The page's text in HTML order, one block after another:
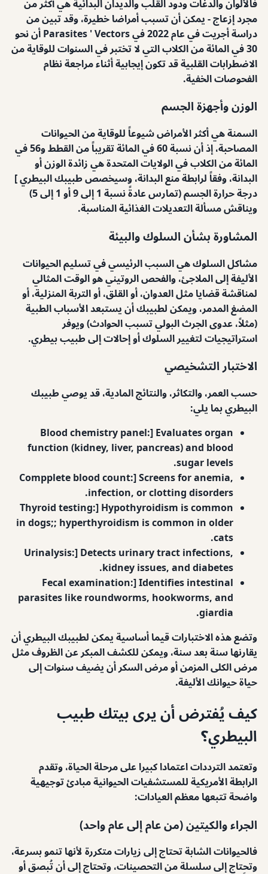
فالألوان والدغات ودود القلب والديدان البدائية هي أكثر من
مجرد إزعاج - يمكن أن تسبب أمراضا خطيرة، وقد تبين من
دراسة أجريت في عام 2022 في Parasites ' Vectors أن نحو
30 في المائة من الكلاب التي لا تختبر في السنوات للوقاية من
الاضطرابات القلبية قد تكون إيجابية أثناء مراجعة نظام
الفحوصات الخفية.
الوزن وأجهزة الجسم
السمنة هي أكثر الأمراض شيوعاً للوقاية من الحيوانات
المصاحبة، إذ أن نسبة 60 في المائة تقريباً من القطط و56 في
المائة من الكلاب في الولايات المتحدة هي زائدة الوزن أو
البدانة، وفقاً لرابطة منع البدانة، وسيخصص طبيبك البيطري ]
درجة حرارة الجسم (تمارس عادةً نسبة 1 إلى 9 أو 1 إلى 5)
ويناقش مسألة التعديلات الغذائية المناسبة.
المشاورة بشأن السلوك والبيئة
مشاكل السلوك هي السبب الرئيسي في تسليم الحيوانات
الأليفة إلى الملاجئ، والفحص الروتيني هو الوقت المثالي
لمناقشة قضايا مثل العدوان، أو القلق، أو التربة المنزلية، أو
المضغ المدمر، ويمكن لطبيبك أن يستبعد الأسباب الطبية
(مثلاً، عدوى الجرث البولي تسبب الحوادث) ويوفر
استراتيجيات لتغيير السلوك أو إحالات إلى طبيب بيطري.
الاختبار التشخيصي
حسب العمر، والتكاثر، والنتائج المادية، قد يوصي طبيبك
البيطري بما يلي:
Blood chemistry panel:] Evaluates organ
function (kidney, liver, pancreas) and blood
sugar levels.
Compplete blood count:] Screens for anemia,
infection, or clotting disorders.
Thyroid testing:] Hypothyroidism is common
in dogs;; hyperthyroidism is common in older
cats.
Urinalysis:] Detects urinary tract infections,
kidney issues, and diabetes.
Fecal examination:] Identifies intestinal
parasites like roundworms, hookworms, and
giardia.
وتضع هذه الاختبارات قيما أساسية يمكن لطبيبك البيطري أن
يقارنها سنة بعد سنة، ويمكن للكشف المبكر عن الظروف مثل
مرض الكلى المزمن أو مرض السكر أن يضيف سنوات إلى
حياة حيوانك الأليفة.
كيف يُفترض أن يرى بيتك طبيب
البيطري؟
وتعتمد الترددات اعتمادا كبيرا على مرحلة الحياة، وتقدم
الرابطة الأمريكية للمستشفيات الحيوانية مبادئ توجيهية
واضحة تتبعها معظم العيادات:
الجراء والكيتين (من عام إلى عام واحد)
فالحيوانات الشابة تحتاج إلى زيارات متكررة لأنها تنمو بسرعة،
وتحتاج إلى سلسلة من التحصينات، وتحتاج إلى أن تُبصق أو